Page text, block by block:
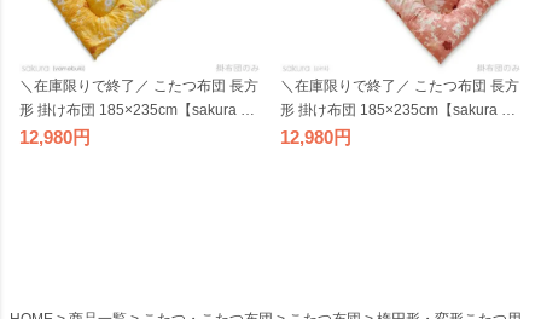
＼在庫限りで終了／ こたつ布団 長方
形 掛け布団 185×235cm【sakura や
まぶき】こたつ掛けふとん コタツ布
12,980
＼在庫限りで終了／ こたつ布団 長方
形 掛け布団 185×235cm【sakura ピ
ンク】桜 こたつ掛けふとん コタツ布
12,980